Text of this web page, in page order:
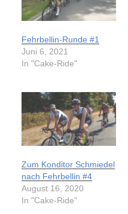
Fehrbellin-Runde #1
Juni 6, 2021
In "Cake-Ride"
Zum Konditor Schmiedel
nach Fehrbellin #4
August 16, 2020
In "Cake-Ride"